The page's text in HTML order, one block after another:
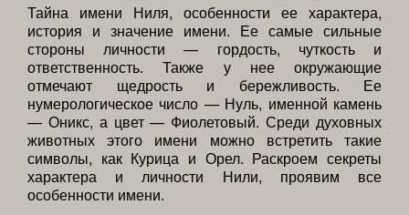
Тайна имени Ниля, особенности ее характера,
история и значение имени. Ее самые сильные
стороны личности — гордость, чуткость и
ответственность. Также у нее окружающие
отмечают щедрость и бережливость. Ее
нумерологическое число — Нуль, именной камень
— Оникс, а цвет — Фиолетовый. Среди духовных
животных этого имени можно встретить такие
символы, как Курица и Орел. Раскроем секреты
характера и личности Нили, проявим все
особенности имени.